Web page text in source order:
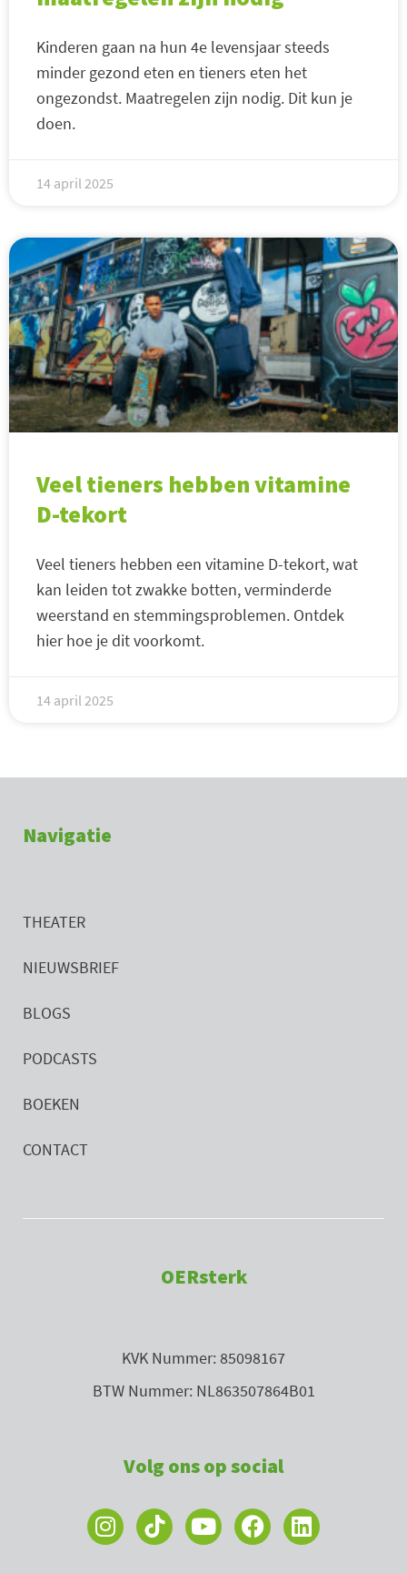
Kinderen gaan na hun 4e levensjaar steeds
minder gezond eten en tieners eten het
ongezondst. Maatregelen zijn nodig. Dit kun je
doen.
14 april 2025
Veel tieners hebben vitamine
D-tekort
Veel tieners hebben een vitamine D-tekort, wat
kan leiden tot zwakke botten, verminderde
weerstand en stemmingsproblemen. Ontdek
hier hoe je dit voorkomt.
14 april 2025
Navigatie
THEATER
NIEUWSBRIEF
BLOGS
PODCASTS
BOEKEN
CONTACT
OERsterk
KVK Nummer: 85098167
BTW Nummer: NL863507864B01
Volg ons op social
I
n
Y
o
F
a
L
i